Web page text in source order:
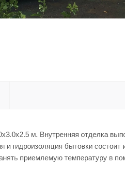
м. Внутренняя отделка
гидроизоляция бытовки
приемлемую температуру в